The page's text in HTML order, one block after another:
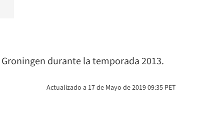
durante la temporada 2013.
Actualizado a 17 de Mayo de 2019 09:35 PET